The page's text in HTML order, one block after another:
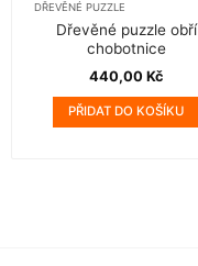
DŘEVĚNÉ PUZZLE
Dřevěné puzzle obří
chobotnice
440,00 Kč
PŘIDAT DO KOŠÍKU